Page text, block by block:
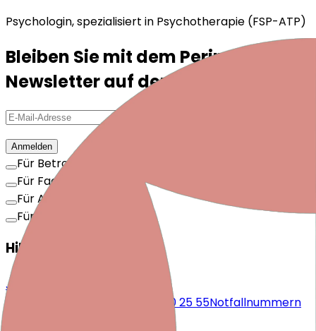
Psychologin, spezialisiert in Psychotherapie (FSP-ATP)
Bleiben Sie mit dem Periparto-
Newsletter auf dem Laufenden!
Anmelden
Für Betroffene
Für Fachpersonen
Für Arbeitgebende
Für Interessierte
Hilfe ermöglichen
Jetzt spenden!
044 720 25 55Notfallnummern